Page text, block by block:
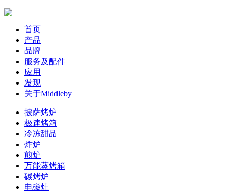
首页
产品
品牌
服务及配件
应用
发现
关于Middleby
披萨烤炉
极速烤箱
冷冻甜品
炸炉
煎炉
万能蒸烤箱
碳烤炉
电磁灶